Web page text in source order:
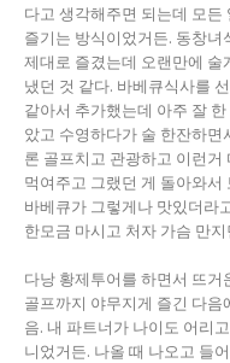
다고 생각해주면 되는데 모
즐기는 방식이었거든. 동창
제대로 즐겼는데 오랜만에 술
냈던 것 같다. 바베큐식사를
같아서 추가했는데 아주 잘
았고 수영하다가 술 한잔하
론 골프치고 관광하고 이런
먹여주고 그랬던 게 돌아와
바베큐가 그렇게나 맛있더라
한모금 마시고 처자 가슴 만
다낭 황제투어를 하면서 뜨거
골프까지 야무지게 즐긴 다
음. 내 파트너가 나이도 어리
니었거든. 나올 때 나오고 들